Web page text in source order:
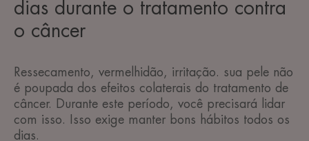
dias durante o tratamento contra
o câncer
Ressecamento, vermelhidão, irritação. sua pele não
é poupada dos efeitos colaterais do tratamento de
câncer. Durante este período, você precisará lidar
com isso. Isso exige manter bons hábitos todos os
dias.